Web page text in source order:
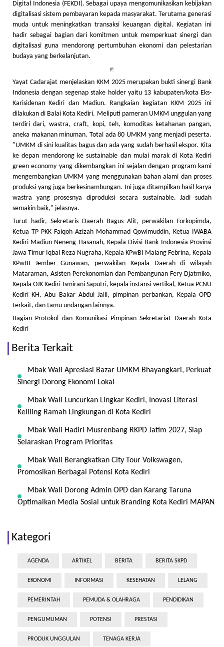
Digital Indonesia (FEKDI). Sebagai upaya mengomunikasikan kebijakan
digitalisasi sistem pembayaran kepada masyarakat. Terutama generasi
muda untuk meningkatkan transaksi keuangan digital. Kegiatan ini
hadir sebagai bagian dari komitmen untuk memperkuat sinergi dan
digitalisasi guna mendorong pertumbuhan ekonomi dan pelestarian
budaya yang berkelanjutan.
Yayat Cadarajat menjelaskan KKM 2025 merupakan bukti sinergi Bank
Indonesia dengan segenap stake holder yaitu 13 kabupaten/kota Eks-
Karisidenan Kediri dan Madiun. Rangkaian kegiatan KKM 2025 ini
dilakukan di Balai Kota Kediri. Meliputi pameran UMKM unggulan yang
terdiri dari, wastra, craft, kopi, teh, komoditas ketahanan pangan,
aneka makanan minuman. Total ada 80 UMKM yang menjadi peserta.
"UMKM di sini kualitas bagus dan ada yang sudah berhasil ekspor. Kita
ke depan mendorong ke sustainable dan mulai marak di Kota Kediri
green economy yang dikembangkan ini sejalan dengan program kami
mengembangkan UMKM yang menggunakan bahan alami dan proses
produksi yang juga berkesinambungan. Ini juga ditampilkan hasil karya
wastra yang prosesnya diproduksi secara sustainable. Jadi sudah
semakin baik," jelasnya.
Turut hadir, Sekretaris Daerah Bagus Alit, perwakilan Forkopimda,
Ketua TP PKK Faiqoh Azizah Mohammad Qowimuddin, Ketua IWABA
Kediri-Madiun Neneng Hasanah, Kepala Divisi Bank Indonesia Provinsi
Jawa Timur Iqbal Reza Nugraha, Kepala KPwBI Malang Febrina, Kepala
KPwBI Jember Gunawan, perwakilan Kepala Daerah di wilayah
Mataraman, Asisten Perekonomian dan Pembangunan Fery Djatmiko,
Kepala OJK Kediri Ismirani Saputri, kepala instansi vertikal, Ketua PCNU
Kediri KH. Abu Bakar Abdul Jalil, pimpinan perbankan, Kepala OPD
terkait, dan tamu undangan lainnya.
Bagian Protokol dan Komunikasi Pimpinan Sekretariat Daerah Kota
Kediri
Berita Terkait
Mbak Wali Apresiasi Bazar UMKM Bhayangkari, Perkuat
Sinergi Dorong Ekonomi Lokal
Mbak Wali Luncurkan Lingkar Kediri, Inovasi Literasi
Keliling Ramah Lingkungan di Kota Kediri
Mbak Wali Hadiri Musrenbang RKPD Jatim 2027, Siap
Selaraskan Program Prioritas
Mbak Wali Berangkatkan City Tour Volkswagen,
Promosikan Berbagai Potensi Kota Kediri
Mbak Wali Dorong Admin OPD dan Karang Taruna
Optimalkan Media Sosial untuk Branding Kota Kediri MAPAN
Kategori
AGENDA ARTIKEL BERITA BERITA SKPD
EKONOMI INFORMASI KESEHATAN LELANG
PEMERINTAH PEMUDA & OLAHRAGA PENDIDIKAN
PENGUMUMAN POTENSI PRESTASI
PRODUK UNGGULAN TENAGA KERJA